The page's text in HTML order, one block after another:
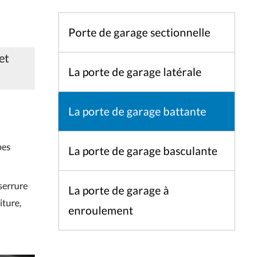
Porte de garage sectionnelle
La porte de garage latérale
La porte de garage battante
La porte de garage basculante
La porte de garage à
enroulement